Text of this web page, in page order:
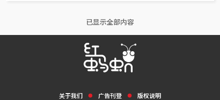
已显示全部内容
关于我们 广告刊登 版权说明